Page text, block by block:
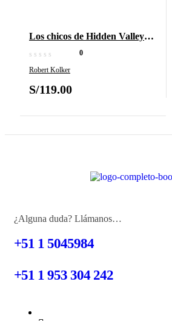
Los chicos de Hidden Valley
Road
0
Robert Kolker
S/119.00
¿Alguna duda? Llámanos…
+51 1 5045984
+51 1 953 304 242